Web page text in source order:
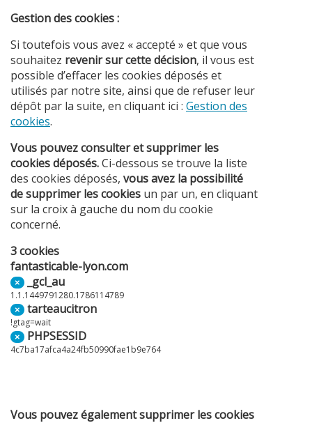
Gestion des cookies :
Si toutefois vous avez « accepté » et que vous
souhaitez revenir sur cette décision, il vous est
possible d’effacer les cookies déposés et
utilisés par notre site, ainsi que de refuser leur
dépôt par la suite, en cliquant ici : Gestion des
cookies.
Vous pouvez consulter et supprimer les
cookies déposés.Ci-dessous se trouve la liste
des cookies déposés, vous avez la possibilité
de supprimer les cookies un par un, en cliquant
sur la croix à gauche du nom du cookie
concerné.
3 cookies
fantasticable-lyon.com
× _gcl_au
1.1.1449791280.1786114789
× tarteaucitron
!gtag=wait
× PHPSESSID
4c7ba17afca4a24fb50990fae1b9e764
Vous pouvez également supprimer les cookies